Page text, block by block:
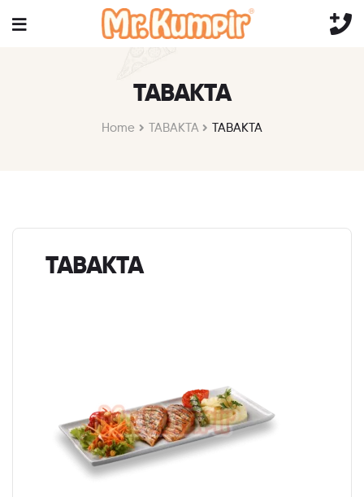
TABAKTA
Home TABAKTA TABAKTA
TABAKTA